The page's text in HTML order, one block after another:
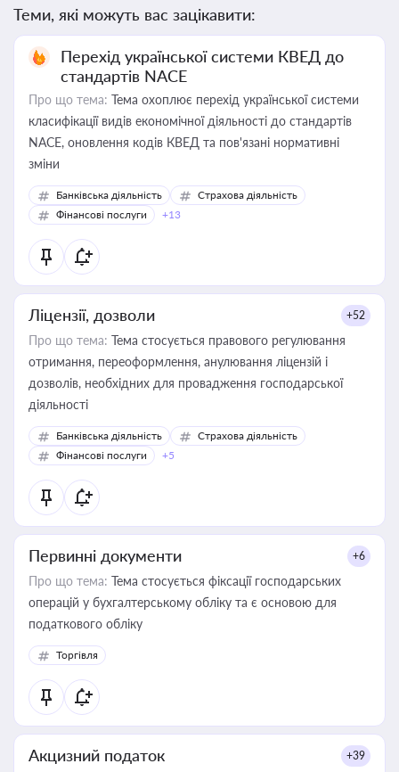
Теми, які можуть вас зацікавити:
Перехід української системи КВЕД до
стандартів NACE
Про що тема: Тема охоплює перехід української системи
класифікації видів економічної діяльності до стандартів
NACE, оновлення кодів КВЕД та пов'язані нормативні
зміни
Банківська діяльність
Страхова діяльність
Фінансові послуги
+13
Ліцензії, дозволи +52
Про що тема: Тема стосується правового регулювання
отримання, переоформлення, анулювання ліцензій і
дозволів, необхідних для провадження господарської
діяльності
Банківська діяльність
Страхова діяльність
Фінансові послуги
+5
Первинні документи +6
Про що тема: Тема стосується фіксації господарських
операцій у бухгалтерському обліку та є основою для
податкового обліку
Торгівля
Акцизний податок +39